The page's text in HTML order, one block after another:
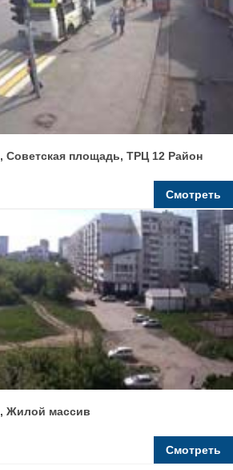
Советская площадь, ТРЦ 12 Район
Смотреть
Жилой массив
Смотреть